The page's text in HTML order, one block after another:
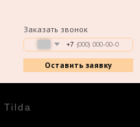
Заказать звонок
+7
Оставить заявку
Tilda